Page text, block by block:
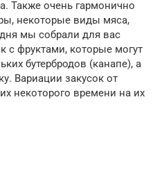
Также очень гармонично
некоторые виды мяса,
мы собрали для вас
с фруктами, которые могут
бутербродов (канапе), а
Вариации закусок от
некоторого времени на их